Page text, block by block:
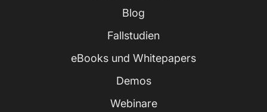
Blog
Fallstudien
eBooks und Whitepapers
Demos
Webinare